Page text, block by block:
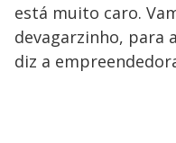
está muito caro.
devagarzinho, para
diz a